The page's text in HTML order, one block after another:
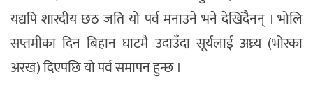
यद्यपि शारदीय छठ जति यो पर्व मनाउने भने देखिँदैनन् । भोलि
सप्तमीका दिन बिहान घाटमै उदाउँदा सूर्यलाई अघ्र्य (भोरका
अरख) दिएपछि यो पर्व समापन हुन्छ ।